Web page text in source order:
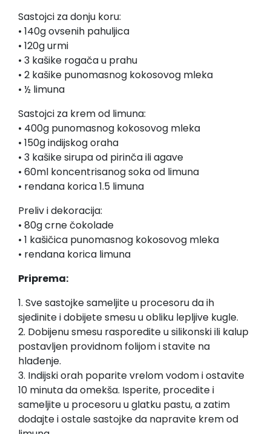
Sastojci za donju koru:
• 140g ovsenih pahuljica
• 120g urmi
• 3 kašike rogača u prahu
• 2 kašike punomasnog kokosovog mleka
• ½ limuna
Sastojci za krem od limuna:
• 400g punomasnog kokosovog mleka
• 150g indijskog oraha
• 3 kašike sirupa od pirinča ili agave
• 60ml koncentrisanog soka od limuna
• rendana korica 1.5 limuna
Preliv i dekoracija:
• 80g crne čokolade
• 1 kašičica punomasnog kokosovog mleka
• rendana korica limuna
Priprema:
1. Sve sastojke sameljite u procesoru da ih
sjedinite i dobijete smesu u obliku lepljive kugle.
2. Dobijenu smesu rasporedite u silikonski ili kalup
postavljen providnom folijom i stavite na
hlađenje.
3. Indijski orah poparite vrelom vodom i ostavite
10 minuta da omekša. Isperite, procedite i
sameljite u procesoru u glatku pastu, a zatim
dodajte i ostale sastojke da napravite krem od